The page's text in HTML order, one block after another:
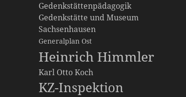
Gedenkstättenpädagogik
Gedenkstätte und Museum
Sachsenhausen
Generalplan Ost
Heinrich Himmler
Karl Otto Koch
KZ-Inspektion